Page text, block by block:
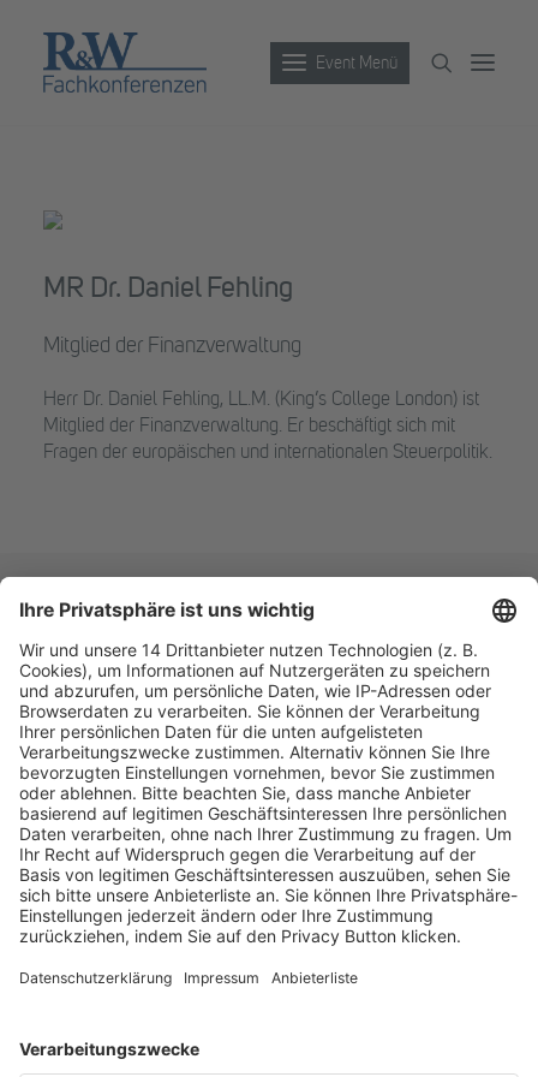
Event Menü
Newsletter
MR Dr. Daniel Fehling
Mitglied der Finanzverwaltung
Herr Dr. Daniel Fehling, LL.M. (King’s College London) ist
Mitglied der Finanzverwaltung. Er beschäftigt sich mit
Fragen der europäischen und internationalen Steuerpolitik.
Fachmedien Recht und Wirtschaft
Ein Fachbereich der
dfv Mediengruppe
Mainzer Landstr. 251
60326 Frankfurt am Main
E-Mail:info@ruw.de
Web:https://www.ruw.de
AGB